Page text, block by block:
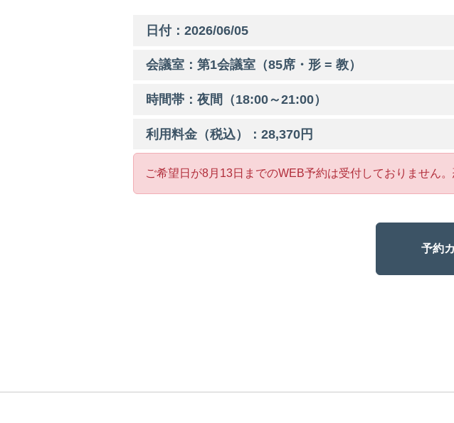
日付：2026/06/05
会議室：第1会議室（85席・形 = 教）
時間帯： 夜間 （18:00～21:00）
利用料金（税込）： 28,370円
ご希望日が8月13日までのWEB予約は受付しておりません
予約